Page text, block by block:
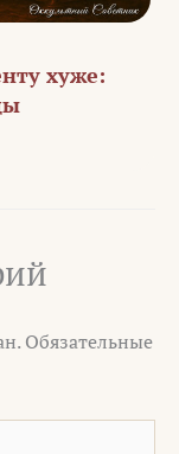
хуже:
Обязательные